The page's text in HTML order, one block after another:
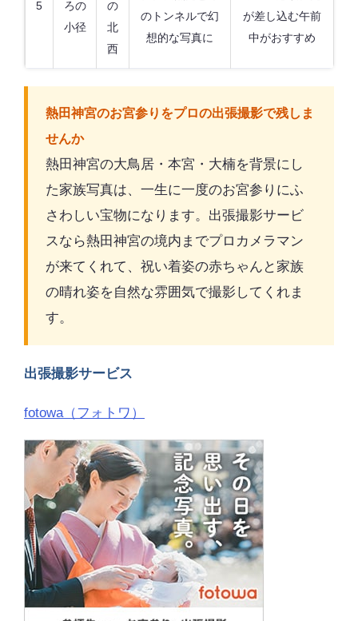
5
ろの
小径
の
北
西
のトンネルで幻
想的な写真に
が差し込む午前
中がおすすめ
熱田神宮のお宮参りをプロの出張撮影で残しま
せんか
熱田神宮の大鳥居・本宮・大楠を背景にし
た家族写真は、一生に一度のお宮参りにふ
さわしい宝物になります。出張撮影サービ
スなら熱田神宮の境内までプロカメラマン
が来てくれて、祝い着姿の赤ちゃんと家族
の晴れ姿を自然な雰囲気で撮影してくれま
す。
出張撮影サービス
fotowa（フォトワ）